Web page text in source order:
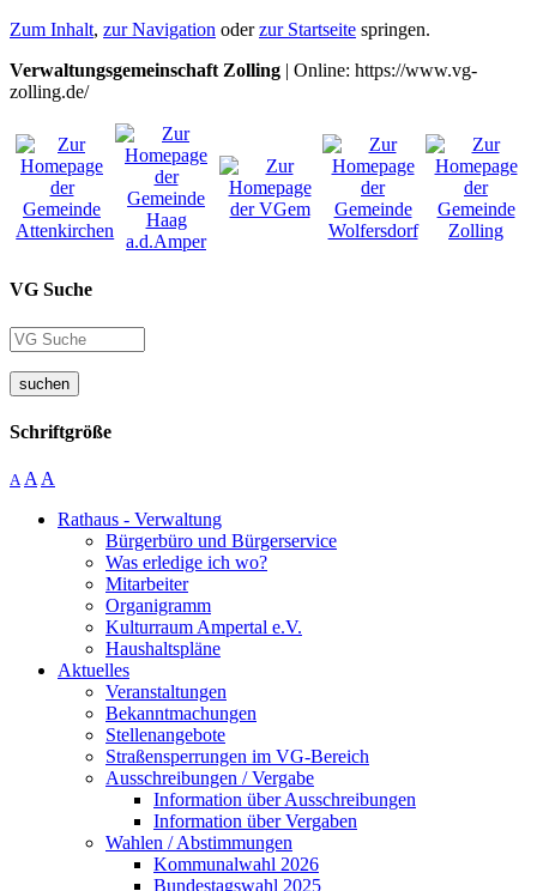
Zum Inhalt, zur Navigation oderzur Startseite springen.
Verwaltungsgemeinschaft Zolling | Online: https://www.vg-
zolling.de/
VG Suche
suchen
Schriftgröße
A A A
Rathaus - Verwaltung
Bürgerbüro und Bürgerservice
Was erledige ich wo?
Mitarbeiter
Organigramm
Kulturraum Ampertal e.V.
Haushaltspläne
Aktuelles
Veranstaltungen
Bekanntmachungen
Stellenangebote
Straßensperrungen im VG-Bereich
Ausschreibungen / Vergabe
Information über Ausschreibungen
Information über Vergaben
Wahlen / Abstimmungen
Kommunalwahl 2026
Bundestagswahl 2025